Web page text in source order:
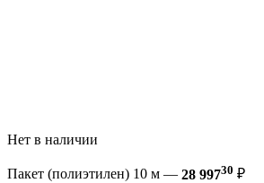
Нет в наличии
Пакет (полиэтилен) 10 м — 28 99730 ₽